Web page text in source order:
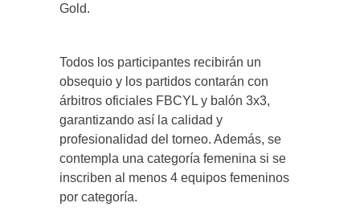
Gold.
Todos los participantes recibirán un
obsequio y los partidos contarán con
árbitros oficiales FBCYL y balón 3x3,
garantizando así la calidad y
profesionalidad del torneo. Además, se
contempla una categoría femenina si se
inscriben al menos 4 equipos femeninos
por categoría.